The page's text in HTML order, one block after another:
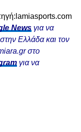
Newsγια να
Ελλάδα και τον
στο
για να